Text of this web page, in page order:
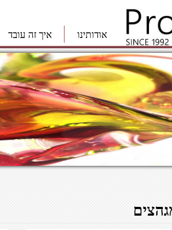
אודותינו איך זה עובד